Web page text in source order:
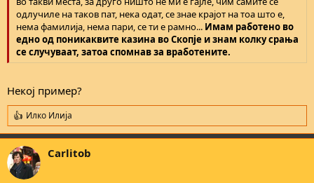
одлучиле на таков пат, нека одат, се знае крајот на тоа што е,
нема фамилија, нема пари, се ти е рамно... Имам работено во
едно од поникаквите казина во Скопје и знам колку срања
се случуваат, затоа спомнав за вработените.
Некој пример?
R
e
a
c
t
i
Илко Илија
Carlitob